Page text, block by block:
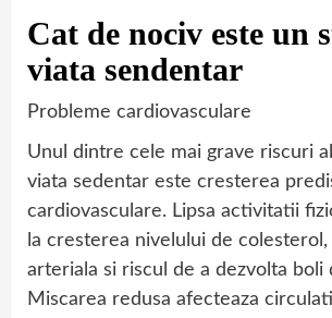
Cat de nociv este un
viata sendentar
Probleme cardiovasculare
Unul dintre cele mai grave riscuri
viata sedentar este cresterea
cardiovasculare. Lipsa activitatii
la cresterea nivelului de
arteriala si riscul de a dezvolta boli
Miscarea redusa afecteaza